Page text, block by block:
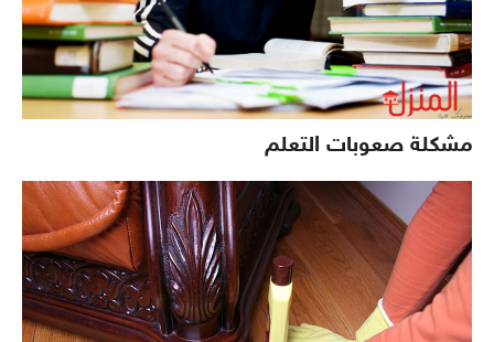
مشكلة صعوبات التعلم